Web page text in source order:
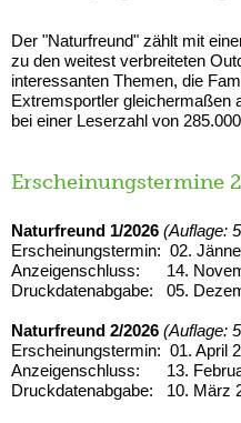
Der "Naturfreund" zählt mit
zu den weitest verbreiteten
interessanten Themen, die
Extremsportler gleichermaßen
bei einer Leserzahl von
Erscheinungstermine
Naturfreund 1/2026 (Auflage:
Erscheinungstermin: 02.
Anzeigenschluss: 14.
Druckdatenabgabe: 05.
Naturfreund 2/2026 (Auflage:
Erscheinungstermin: 01. April
Anzeigenschluss: 13.
Druckdatenabgabe: 10. März